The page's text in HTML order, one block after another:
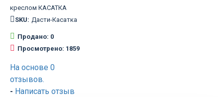
креслом КАСАТКА
SKU: Дасти-Касатка
Продано: 0
Просмотрено: 1859
На основе 0
отзывов.
- Написать отзыв